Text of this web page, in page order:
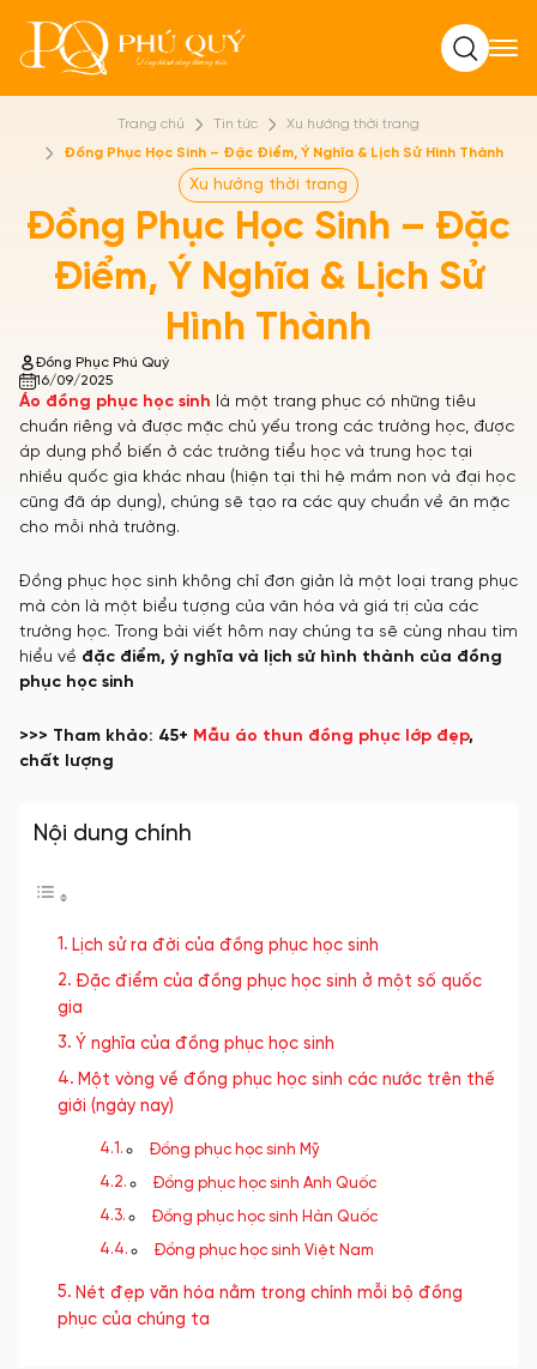
Tìm kiếm
Trang chủ Tin tức
Xu hướng thời trang
Đồng Phục Học Sinh – Đặc Điểm, Ý Nghĩa & Lịch Sử Hình Thành
Xu hướng thời trang
Đồng Phục Học Sinh – Đặc
Điểm, Ý Nghĩa & Lịch Sử
Hình Thành
Đồng Phục Phú Quý
16/09/2025
Áo đồng phục học sinh là một trang phục có những tiêu
chuẩn riêng và được mặc chủ yếu trong các trường học, được
áp dụng phổ biến ở các trường tiểu học và trung học tại
nhiều quốc gia khác nhau (hiện tại thì hệ mầm non và đại học
cũng đã áp dụng), chúng sẽ tạo ra các quy chuẩn về ăn mặc
cho mỗi nhà trường.
Đồng phục học sinh không chỉ đơn giản là một loại trang phục
mà còn là một biểu tượng của văn hóa và giá trị của các
trường học. Trong bài viết hôm nay chúng ta sẽ cùng nhau tìm
hiểu về đặc điểm, ý nghĩa và lịch sử hình thành của đồng
phục học sinh
>>> Tham khảo: 45+ Mẫu áo thun đồng phục lớp đẹp,
chất lượng
Nội dung chính
Lịch sử ra đời của đồng phục học sinh
Đặc điểm của đồng phục học sinh ở một số quốc
gia
Ý nghĩa của đồng phục học sinh
Một vòng về đồng phục học sinh các nước trên thế
giới (ngày nay)
Đồng phục học sinh Mỹ
Đồng phục học sinh Anh Quốc
Đồng phục học sinh Hàn Quốc
Đồng phục học sinh Việt Nam
Nét đẹp văn hóa nằm trong chính mỗi bộ đồng
phục của chúng ta